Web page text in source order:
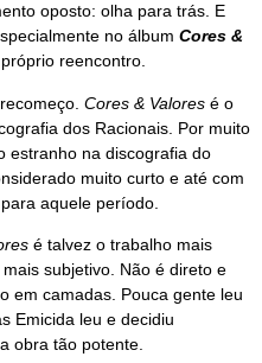
oposto: olha para trás. E
no álbum Cores &
reencontro.
Cores & Valores é o
dos Racionais. Por muito
estranho na discografia do
muito curto e até com
aquele período.
é talvez o trabalho mais
subjetivo. Não é direto e
em camadas. Pouca gente leu
Emicida leu e decidiu
obra tão potente.